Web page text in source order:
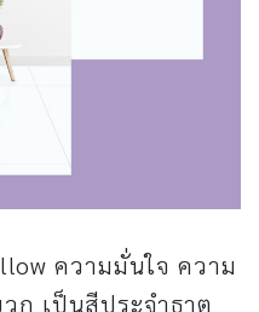
ความมั่นใจ ความ
ก เป็นสีประจำธาตุ